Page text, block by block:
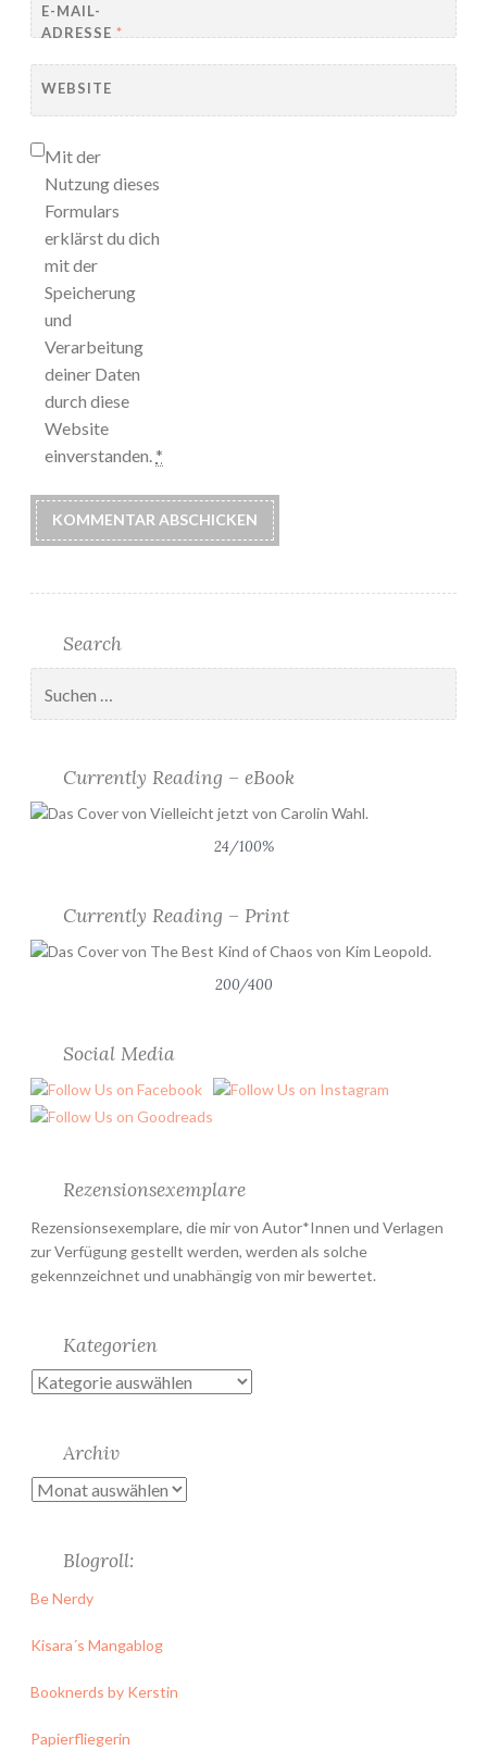
E-MAIL-
ADRESSE *
WEBSITE
Mit der
Nutzung dieses
Formulars
erklärst du dich
mit der
Speicherung
und
Verarbeitung
deiner Daten
durch diese
Website
einverstanden. *
Search
nach:
Currently Reading – eBook
24/100%
Currently Reading – Print
200/400
Social Media
Rezensionsexemplare
Rezensionsexemplare, die mir von Autor*Innen und Verlagen
zur Verfügung gestellt werden, werden als solche
gekennzeichnet und unabhängig von mir bewertet.
Kategorien
Kategorien
Archiv
Archiv
Blogroll:
Be Nerdy
Kisara´s Mangablog
Booknerds by Kerstin
Papierfliegerin